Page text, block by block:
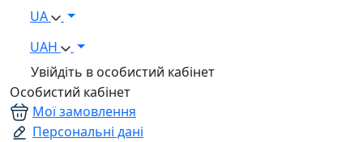
UA
UAH
Увійдіть в особистий кабінет
Особистий кабінет
Мої замовлення
Персональні дані